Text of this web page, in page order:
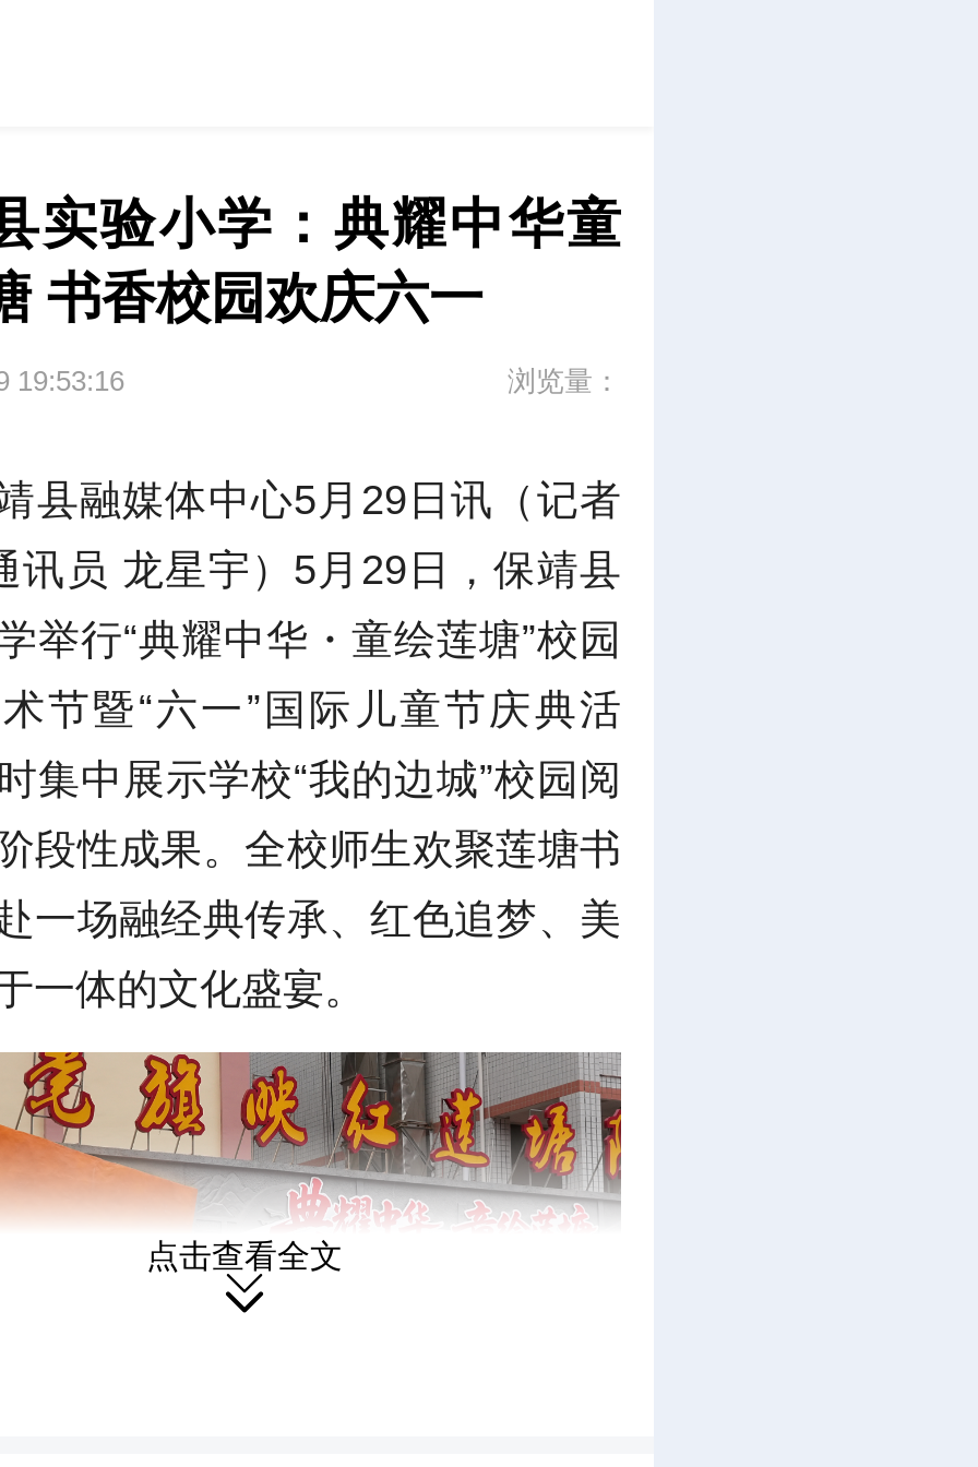
实验小学：典耀中华童
书香校园欢庆六一
19:53:16 浏览量：
县融媒体中心5月29日讯（记者
讯员 龙星宇）5月29日，保靖县
举行“典耀中华・童绘莲塘”校园
节暨“六一”国际儿童节庆典活
集中展示学校“我的边城”校园阅
段性成果。全校师生欢聚莲塘书
一场融经典传承、红色追梦、美
一体的文化盛宴。
点击查看全文
